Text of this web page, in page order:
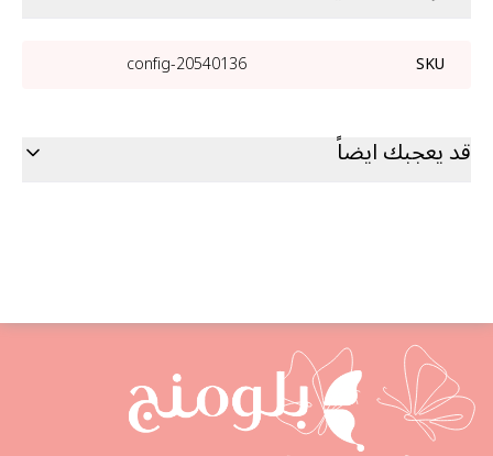
SKU
20540136-config
قد يعجبك ايضاً